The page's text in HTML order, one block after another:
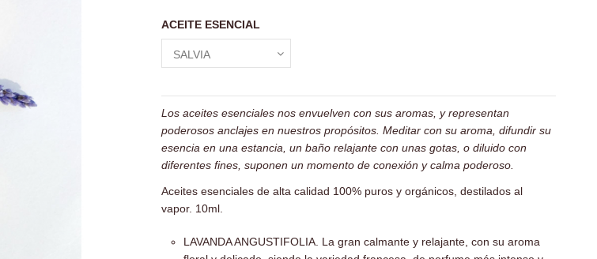
ACEITE ESENCIAL
Los aceites esenciales nos envuelven con sus aromas, y representan
poderosos anclajes en nuestros propósitos. Meditar con su aroma, difundir su
esencia en una estancia, un baño relajante con unas gotas, o diluido con
diferentes fines, suponen un momento de conexión y calma poderoso.
Aceites esenciales de alta calidad 100% puros y orgánicos, destilados al
vapor. 10ml.
LAVANDA ANGUSTIFOLIA. La gran calmante y relajante, con su aroma